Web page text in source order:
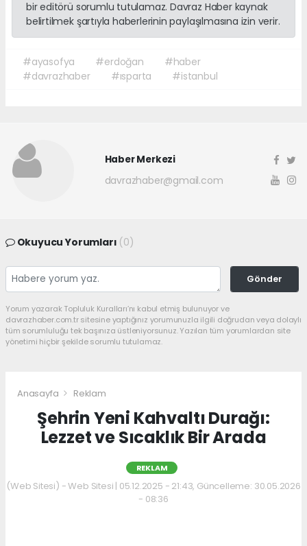
bir editörü sorumlu tutulamaz. Davraz Haber kaynak
belirtilmek şartıyla haberlerinin paylaşılmasına izin verir.
#ayasofya #erdoğan
#haber
#davrazhaber
#ısparta #istanbul
Haber Merkezi
davrazhaber@gmail.com
Okuyucu Yorumları (0)
Gönder
Yorum yazarak Topluluk Kuralları’nı kabul etmiş bulunuyor ve
davrazhaber.com.tr sitesine yaptığınız yorumunuzla ilgili doğrudan veya dolaylı
tüm sorumluluğu tek başınıza üstleniyorsunuz. Yazılan tüm yorumlardan site
yönetimi hiçbir şekilde sorumlu tutulamaz.
Anasayfa Reklam
Şehrin Yeni Kahvaltı Durağı:
Lezzet ve Sıcaklık Bir Arada
REKLAM
(Web Sitesi) - Web Sitesi | 05.12.2025 - 21:43, Güncelleme: 30.05.2026
- 08:36